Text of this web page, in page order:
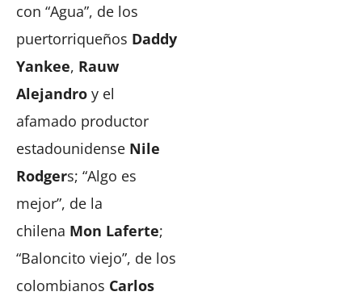
con “Agua”, de los
puertorriqueños Daddy
Yankee, Rauw
Alejandro y el
afamado productor
estadounidense Nile
Rodgers; “Algo es
mejor”, de la
chilena Mon Laferte;
“Baloncito viejo”, de los
colombianos Carlos